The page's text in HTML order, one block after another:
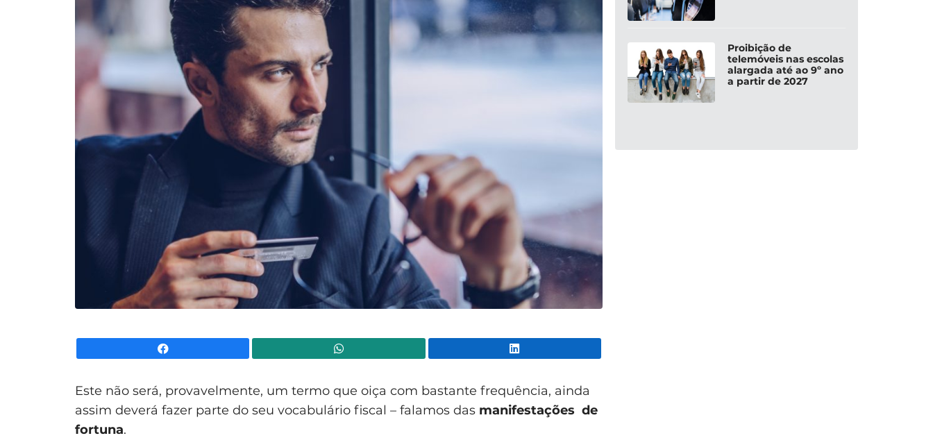
Este não será, provavelmente, um termo que oiça com bastante frequência, ainda
assim deverá fazer parte do seu vocabulário fiscal – falamos das manifestações de
fortuna.
Proibição de
telemóveis nas escolas
alargada até ao 9º ano
a partir de 2027